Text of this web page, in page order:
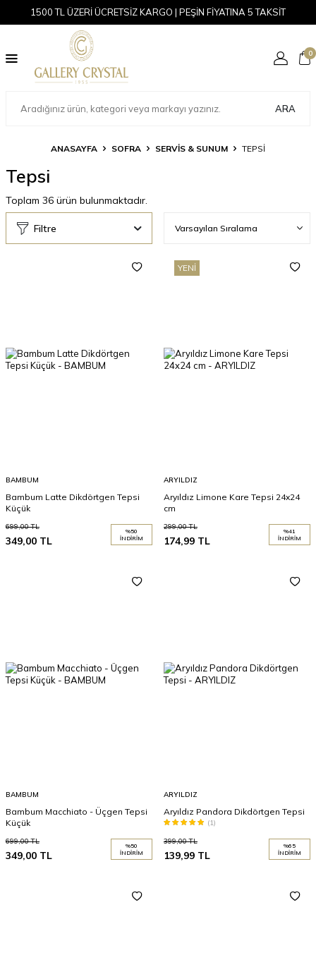
1500 TL ÜZERİ ÜCRETSİZ KARGO | PEŞİN FİYATINA 5 TAKSİT
ARA
0
ANASAYFA SOFRA SERVIS & SUNUM TEPSI
Tepsi
Toplam 36 ürün bulunmaktadır.
Filtre
BAMBUM
Bambum Latte Dikdörtgen Tepsi
Küçük
699,00TL
349,00 TL
%50
İNDIRIM
YENI
ARYILDIZ
Aryıldız Limone Kare Tepsi 24x24
cm
299,00TL
174,99 TL
%41
İNDIRIM
BAMBUM
Bambum Macchiato - Üçgen Tepsi
Küçük
699,00TL
349,00 TL
%50
İNDIRIM
ARYILDIZ
Aryıldız Pandora Dikdörtgen Tepsi
(1)
399,00TL
139,99 TL
%65
İNDIRIM